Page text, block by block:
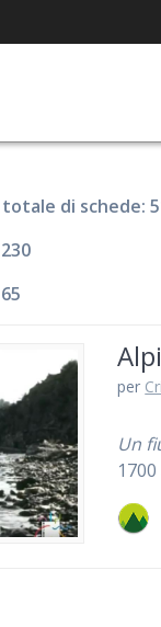
di schede:
per
Un